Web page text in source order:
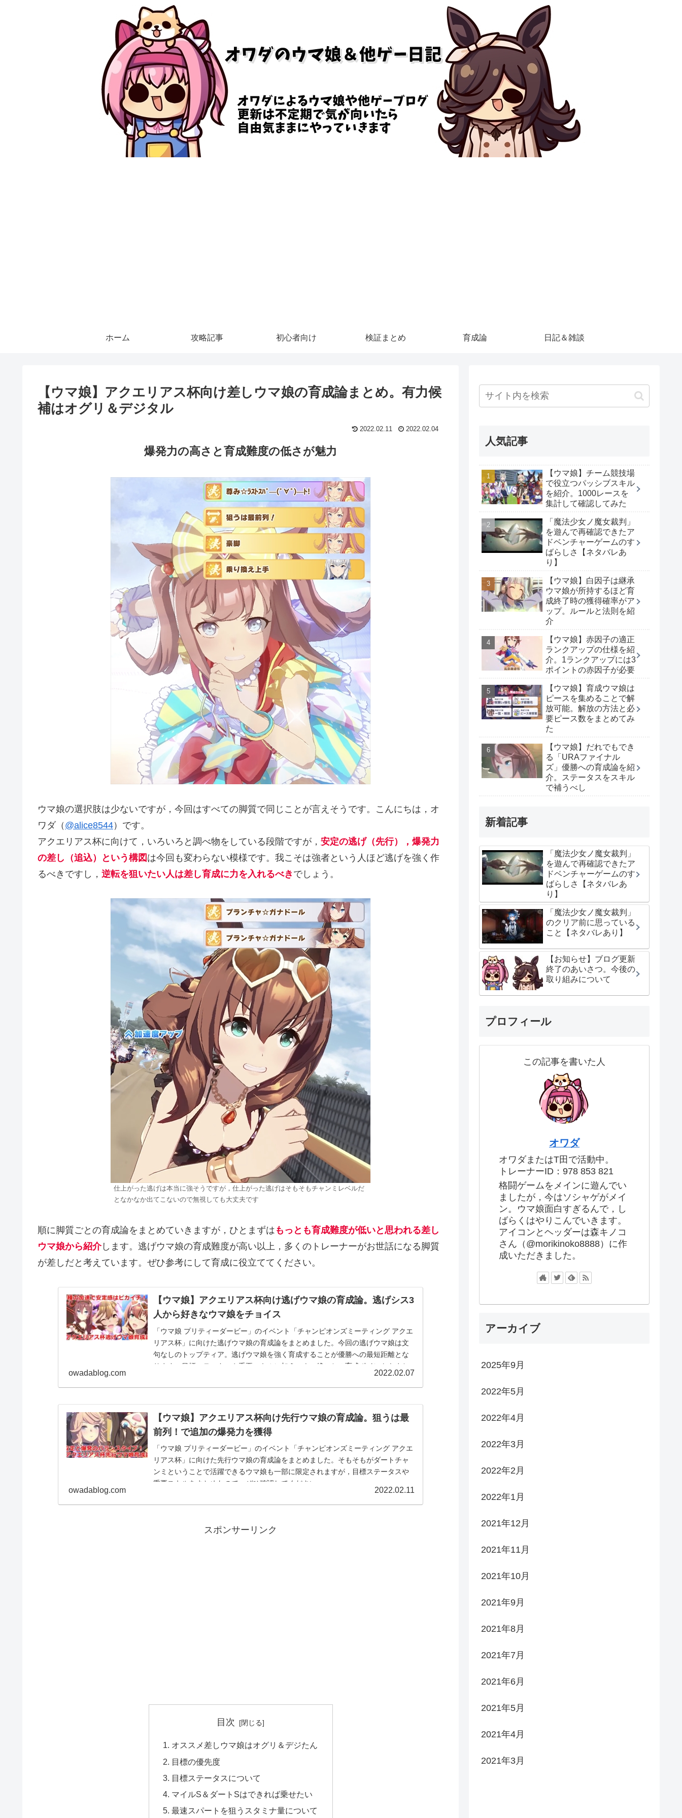
ホーム 攻略記事 初心者向け 検証まとめ 育成論 日記＆雑談
【ウマ娘】アクエリアス杯向け差しウマ娘の育成論まとめ。有力候
補はオグリ＆デジタル
2022.02.11 2022.02.04
爆発力の高さと育成難度の低さが魅力
ウマ娘の選択肢は少ないですが，今回はすべての脚質で同じことが言えそうです。こんにちは，オ
ワダ（ @alice8544）です。
アクエリアス杯に向けて，いろいろと調べ物をしている段階ですが， 安定の逃げ（先行），爆発力
の差し（追込）という構図 は今回も変わらない模様です。我こそは強者という人ほど逃げを強く作
るべきですし， 逆転を狙いたい人は差し育成に力を入れるべき でしょう。
仕上がった逃げは本当に強そうですが，仕上がった逃げはそもそもチャンミレベルだ
となかなか出てこないので無視しても大丈夫です
順に脚質ごとの育成論をまとめていきますが，ひとまずは もっとも育成難度が低いと思われる差し
ウマ娘から紹介します。逃げウマ娘の育成難度が高い以上，多くのトレーナーがお世話になる脚質
が差しだと考えています。ぜひ参考にして育成に役立ててください。
【ウマ娘】アクエリアス杯向け逃げウマ娘の育成論。逃げシス3
人から好きなウマ娘をチョイス
「ウマ娘 プリティーダービー」のイベント「チャンピオンズミーティング アクエ
リアス杯」に向けた逃げウマ娘の育成論をまとめました。今回の逃げウマ娘は文
句なしのトップティア。逃げウマ娘を強く育成することが優勝への最短距離とな
ります。目標ステータスや重要スキルに加え，ウマ娘ごとの育成ポイントもまと
owadablog.com 2022.02.07
【ウマ娘】アクエリアス杯向け先行ウマ娘の育成論。狙うは最
前列！で追加の爆発力を獲得
「ウマ娘 プリティーダービー」のイベント「チャンピオンズミーティング アクエ
リアス杯」に向けた先行ウマ娘の育成論をまとめました。そもそもがダートチャ
ンミということで活躍できるウマ娘も一部に限定されますが，目標ステータスや
重要スキルをまとめたので，ぜひ確認してください。
owadablog.com 2022.02.11
スポンサーリンク
目次
オススメ差しウマ娘はオグリ＆デジたん
目標の優先度
目標ステータスについて
マイルS＆ダートSはできれば乗せたい
最速スパートを狙うスタミナ量について
人気記事
【ウマ娘】チーム競技場
で役立つパッシブスキル
を紹介。1000レースを
集計して確認してみた
「魔法少女ノ魔女裁判」
を遊んで再確認できたア
ドベンチャーゲームのす
ばらしさ【ネタバレあ
り】
【ウマ娘】白因子は継承
ウマ娘が所持するほど育
成終了時の獲得確率がア
ップ。ルールと法則を紹
介
【ウマ娘】赤因子の適正
ランクアップの仕様を紹
介。1ランクアップには3
ポイントの赤因子が必要
【ウマ娘】育成ウマ娘は
ピースを集めることで解
放可能。解放の方法と必
要ピース数をまとめてみ
た
【ウマ娘】だれでもでき
る「URAファイナル
ズ」優勝への育成論を紹
介。ステータスをスキル
で補うべし
新着記事
「魔法少女ノ魔女裁判」
を遊んで再確認できたア
ドベンチャーゲームのす
ばらしさ【ネタバレあ
り】
「魔法少女ノ魔女裁判」
のクリア前に思っている
こと【ネタバレあり】
【お知らせ】ブログ更新
終了のあいさつ。今後の
取り組みについて
プロフィール
この記事を書いた人
オワダ
オワダまたはT田で活動中。
トレーナーID：978 853 821
格闘ゲームをメインに遊んでい
ましたが，今はソシャゲがメイ
ン。ウマ娘面白すぎるんで，し
ばらくはやりこんでいきます。
アイコンとヘッダーは森キノコ
さん（@morikinoko8888）に作
成いただきました。
アーカイブ
2025年9月
2022年5月
2022年4月
2022年3月
2022年2月
2022年1月
2021年12月
2021年11月
2021年10月
2021年9月
2021年8月
2021年7月
2021年6月
2021年5月
2021年4月
2021年3月